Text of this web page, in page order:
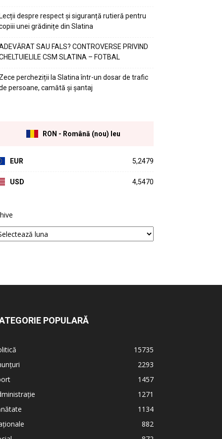
despre respect și siguranță rutieră pentru
unei grădinițe din Slatina
SAU FALS? CONTROVERSE PRIVIND
CSM SLATINA – FOTBAL
percheziții la Slatina într-un dosar de trafic
persoane, camătă și șantaj
RON - Română (nou) leu
EUR 5,2479
USD 4,5470
POPULARĂ
15735
2293
1457
1271
1134
882